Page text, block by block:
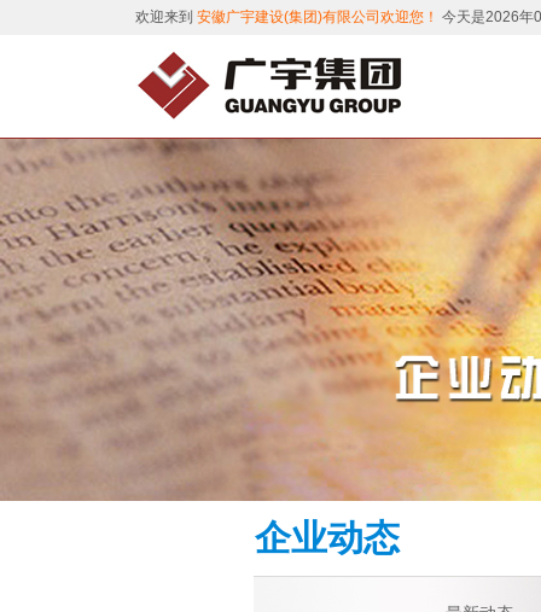
欢迎来到 安徽广宇建设(集团)有限公司欢迎您！ 今天是2026年
企业动态